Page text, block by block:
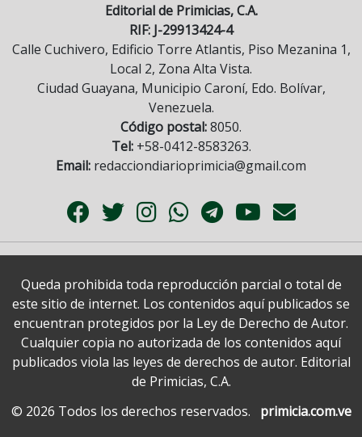
Editorial de Primicias, C.A.
RIF: J-29913424-4
Calle Cuchivero, Edificio Torre Atlantis, Piso Mezanina 1,
Local 2, Zona Alta Vista.
Ciudad Guayana, Municipio Caroní, Edo. Bolívar,
Venezuela.
Código postal:8050.
Tel:+58-0412-8583263.
Email: redacciondiarioprimicia@gmail.com
Queda prohibida toda reproducción parcial o total de
este sitio de internet. Los contenidos aquí publicados se
encuentran protegidos por la Ley de Derecho de Autor.
Cualquier copia no autorizada de los contenidos aquí
publicados viola las leyes de derechos de autor. Editorial
de Primicias, C.A.
© 2026 Todos los derechos reservados.
primicia.com.ve